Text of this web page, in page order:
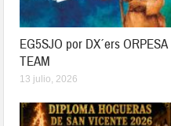
EG5SJO por DX´ers ORPESA
TEAM
13 julio, 2026